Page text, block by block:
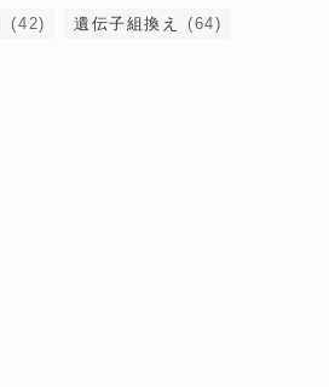
(42) 遺伝子組換え (64)